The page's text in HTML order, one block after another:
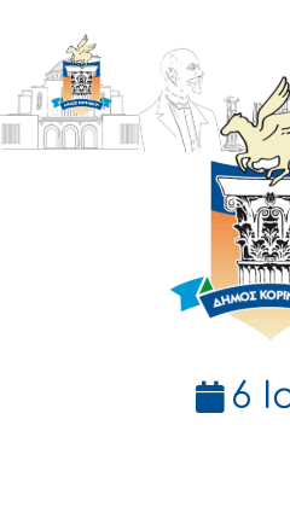
ΔΗΜΟΣ
ΚΟΡΙΝΘΙΩΝ
6